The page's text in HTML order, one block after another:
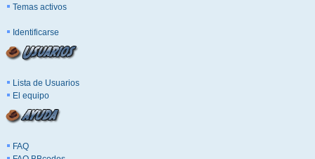
Temas activos
Identificarse
Lista de Usuarios
El equipo
FAQ